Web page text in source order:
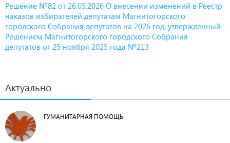
Решение №82 от 26.05.2026 О внесении изменений в Реестр
наказов избирателей депутатам Магнитогорского
городского Собрания депутатов на 2026 год, утвержденный
Решением Магнитогорского городского Собрания
депутатов от 25 ноября 2025 года №213
Актуально
ГУМАНИТАРНАЯ ПОМОЩЬ